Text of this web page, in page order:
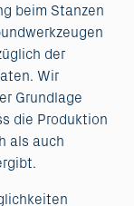
beim Stanzen
der
Wir
Grundlage
die Produktion
als auch